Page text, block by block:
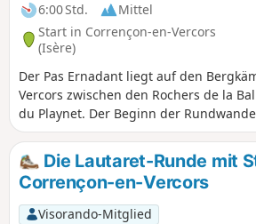
6:00 Std.
Mittel
Start in Corrençon-en-Vercors
(Isère)
Der Pas Ernadant liegt auf den
Vercors zwischen den Rochers de la
du Playnet. Der Beginn der
91 „Traversée du Vercors” bis zur
können Sie auf dem nicht markierten
frequentierten Weg die wildere Seite
entdecken.
Die Lautaret-Runde mit
Corrençon-en-Vercors
Visorando-Mitglied